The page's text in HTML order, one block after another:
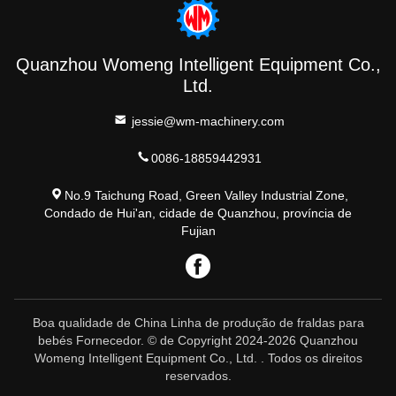
Quanzhou Womeng Intelligent Equipment Co.,
Ltd.
jessie@wm-machinery.com
0086-18859442931
No.9 Taichung Road, Green Valley Industrial Zone,
Condado de Hui'an, cidade de Quanzhou, província de
Fujian
Boa qualidade de China Linha de produção de fraldas para
bebés Fornecedor. © de Copyright 2024-2026 Quanzhou
Womeng Intelligent Equipment Co., Ltd. . Todos os direitos
reservados.